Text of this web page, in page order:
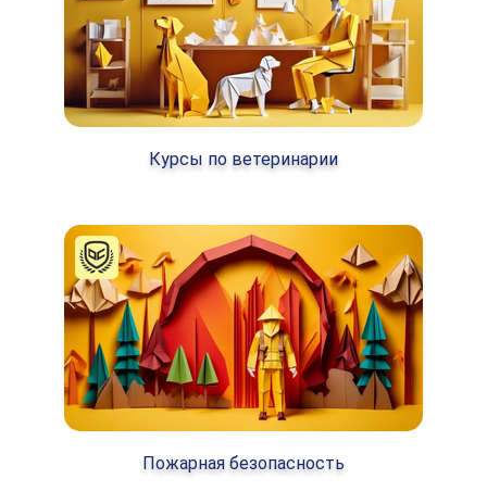
Курсы по ветеринарии
Пожарная безопасность